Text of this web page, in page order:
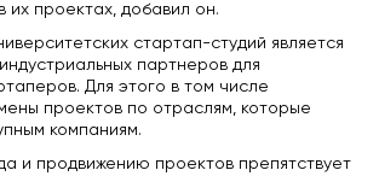
их проектах, добавил он.
стартап-студий является
партнеров для
Для этого в том числе
проектов по отраслям, которые
компаниям.
и продвижению проектов препятствует